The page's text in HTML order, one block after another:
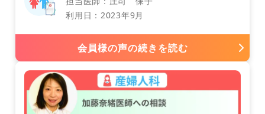
利用日：2023年9月
会員様の声の続きを読む